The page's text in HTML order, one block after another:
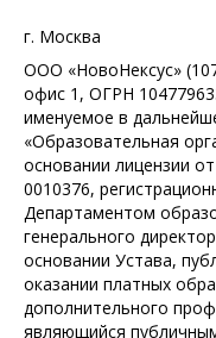
г. Москва
ООО «НовоНексус»
офис 1, ОГРН
именуемое в
«Образовательная
основании лицензии
0010376,
Департаментом
генерального
основании Устава,
оказании платных
дополнительного
являющийся